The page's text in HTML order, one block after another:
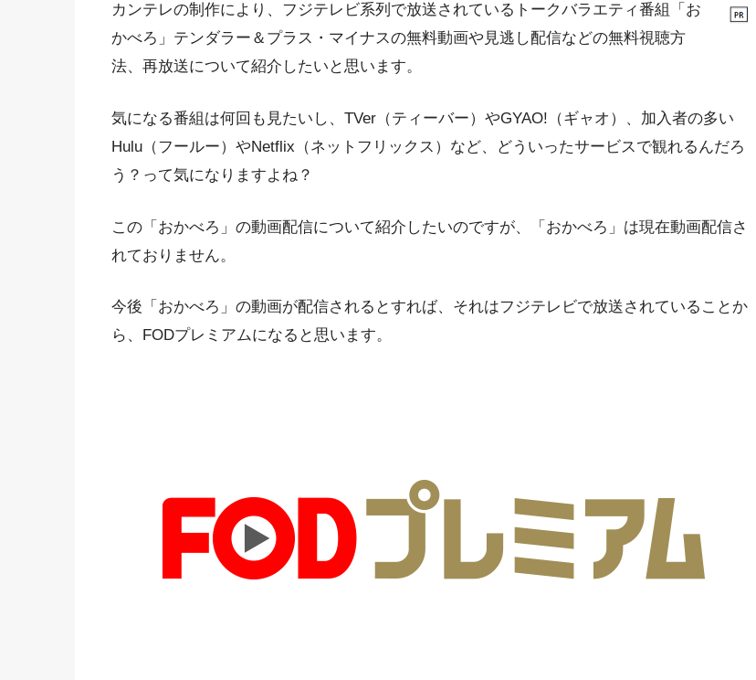
カンテレの制作により、フジテレビ系列で放送されているトークバラエティ番組「お
かべろ」テンダラー＆プラス・マイナスの無料動画や見逃し配信などの無料視聴方
法、再放送について紹介したいと思います。
気になる番組は何回も見たいし、TVer（ティーバー）やGYAO!（ギャオ）、加入者の多い
Hulu（フールー）やNetflix（ネットフリックス）など、どういったサービスで観れるんだろ
う？って気になりますよね？
この「おかべろ」の動画配信について紹介したいのですが、「おかべろ」は現在動画配信さ
れておりません。
今後「おかべろ」の動画が配信されるとすれば、それはフジテレビで放送されていることか
ら、FODプレミアムになると思います。